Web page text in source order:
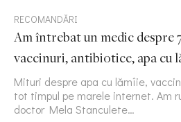
RECOMANDĂRI
Am întrebat un medic despre
vaccinuri, antibiotice, apa cu
Mituri despre apa cu lămîie,
tot timpul pe marele internet. Am
doctor Mela Stanculete…